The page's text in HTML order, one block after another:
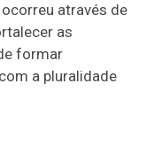
através de
as
formar
a pluralidade